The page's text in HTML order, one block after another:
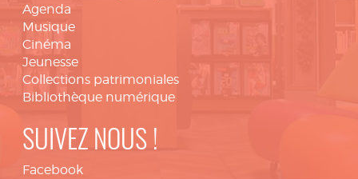
Agenda
Musique
Cinéma
Jeunesse
Collections patrimoniales
Bibliothèque numérique
SUIVEZ NOUS !
Facebook